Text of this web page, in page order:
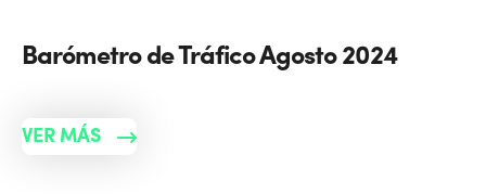
Barómetro de Tráfico Agosto 2024
VER MÁS